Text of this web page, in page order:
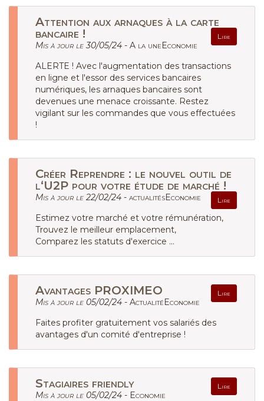
Attention aux arnaques à la carte
bancaire !
Lire
Mis à jour le 30/05/24 - A la uneEconomie
ALERTE ! Avec l'augmentation des transactions
en ligne et l'essor des services bancaires
numériques, les arnaques bancaires sont
devenues une menace croissante. Restez
vigilant sur les commandes que vous effectuées
!
Créer Reprendre : le nouvel outil de
l‘U2P pour votre étude de marché !
Lire
Mis à jour le 22/02/24 - actualitésEconomie
Estimez votre marché et votre rémunération,
Trouvez le meilleur emplacement,
Comparez les statuts d'exercice ...
Avantages PROXIMEO Lire
Mis à jour le 05/02/24 - ActualitéEconomie
Faites profiter gratuitement vos salariés des
avantages d'un comité d'entreprise !
Stagiaires friendly Lire
Mis à jour le 05/02/24 - Economie